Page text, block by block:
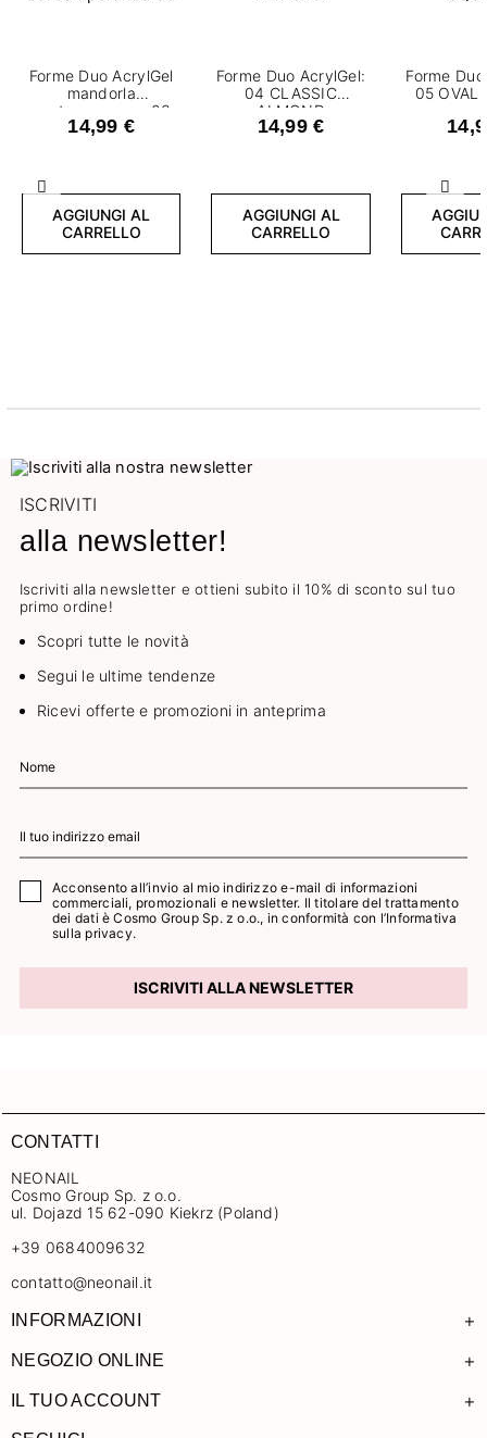
Precedente
Forme Duo AcrylGel
mandorla
contemporanea 03
14,99 €
AGGIUNGI AL
CARRELLO
Forme Duo AcrylGel:
04 CLASSIC
ALMOND
14,99 €
AGGIUNGI AL
CARRELLO
Forme
05 OVAL
ISCRIVITI
alla newsletter!
Iscriviti alla newsletter e ottieni subito il 10% di sconto sul tuo
primo ordine!
Scopri tutte le novità
Segui le ultime tendenze
Ricevi offerte e promozioni in anteprima
Acconsento all’invio al mio indirizzo e-mail di informazioni
commerciali, promozionali e newsletter. Il titolare del trattamento
dei dati è Cosmo Group Sp. z o.o., in conformità con l’Informativa
sulla privacy.
ISCRIVITI ALLA NEWSLETTER
CONTATTI
NEONAIL
Cosmo Group Sp. z o.o.
ul. Dojazd 15 62-090 Kiekrz (Poland)
+39 0684009632
contatto@neonail.it
INFORMAZIONI +
NEGOZIO ONLINE +
IL TUO ACCOUNT +